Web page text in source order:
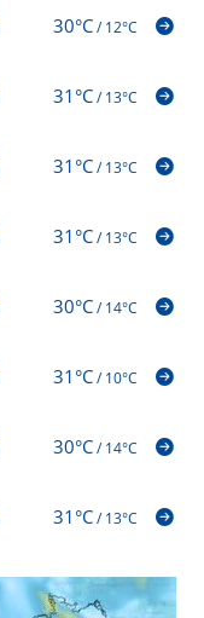
30°C/12°C
31°C/13°C
31°C/13°C
31°C/13°C
30°C/14°C
31°C/10°C
30°C/14°C
31°C/13°C